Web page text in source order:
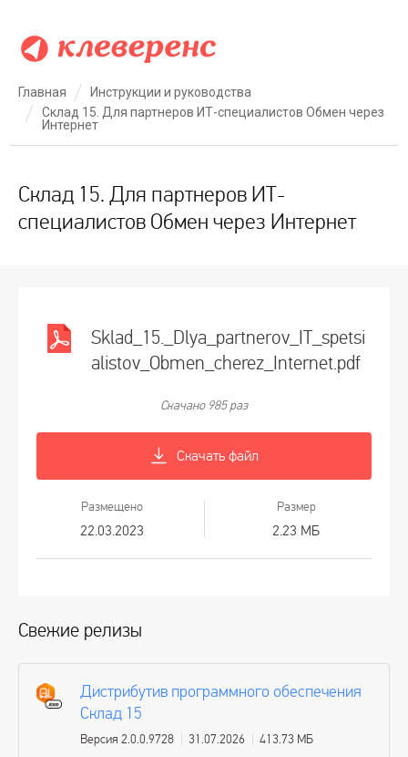
Главная
Инструкции и руководства
Склад 15. Для партнеров ИТ-специалистов Обмен через
Интернет
Склад 15. Для партнеров ИТ-
специалистов Обмен через Интернет
Sklad_15._Dlya_partnerov_IT_spetsi
alistov_Obmen_cherez_Internet.pdf
Скачано 985 раз
Скачать файл
Размещено
22.03.2023
Размер
2.23 МБ
Свежие релизы
Дистрибутив программного обеспечения
Склад 15
Версия 2.0.0.9728 31.07.2026 413.73 МБ